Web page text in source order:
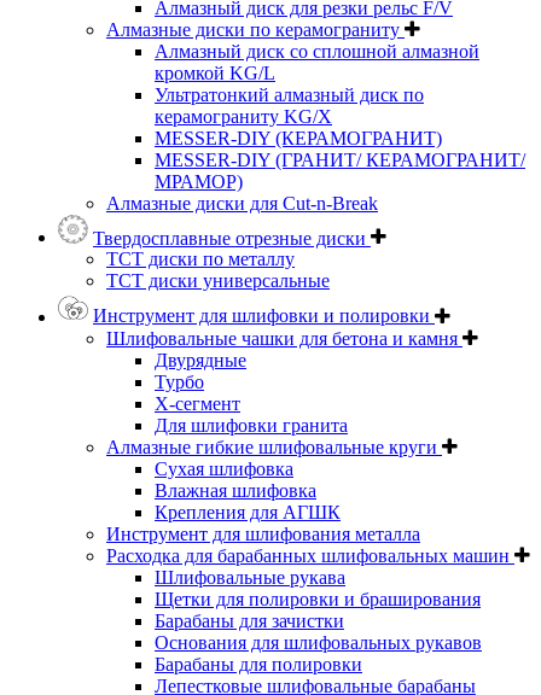
Алмазный диск для резки рельс F/V
Алмазные диски по керамограниту
Алмазный диск со сплошной алмазной
кромкой KG/L
Ультратонкий алмазный диск по
керамограниту KG/X
MESSER-DIY (КЕРАМОГРАНИТ)
MESSER-DIY (ГРАНИТ/ КЕРАМОГРАНИТ/
МРАМОР)
Алмазные диски для Cut-n-Break
Твердосплавные отрезные диски
ТСТ диски по металлу
ТСТ диски универсальные
Инструмент для шлифовки и полировки
Шлифовальные чашки для бетона и камня
Двурядные
Турбо
Х-сегмент
Для шлифовки гранита
Алмазные гибкие шлифовальные круги
Cухая шлифовка
Влажная шлифовка
Крепления для АГШК
Инструмент для шлифования металла
Расходка для барабанных шлифовальных машин
Шлифовальные рукава
Щетки для полировки и браширования
Барабаны для зачистки
Основания для шлифовальных рукавов
Барабаны для полировки
Лепестковые шлифовальные барабаны